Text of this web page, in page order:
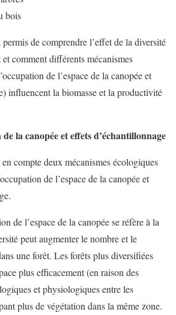
bois
de comprendre l’effet de la diversité
comment différents mécanismes
de l’espace de la canopée et
influencent la biomasse et la productivité
la canopée et effets d’échantillonnage
compte deux mécanismes écologiques
de l’espace de la canopée et
de l’espace de la canopée se réfère à la
peut augmenter le nombre et le
une forêt. Les forêts plus diversifiées
plus efficacement (en raison des
et physiologiques entre les
plus de végétation dans la même zone.